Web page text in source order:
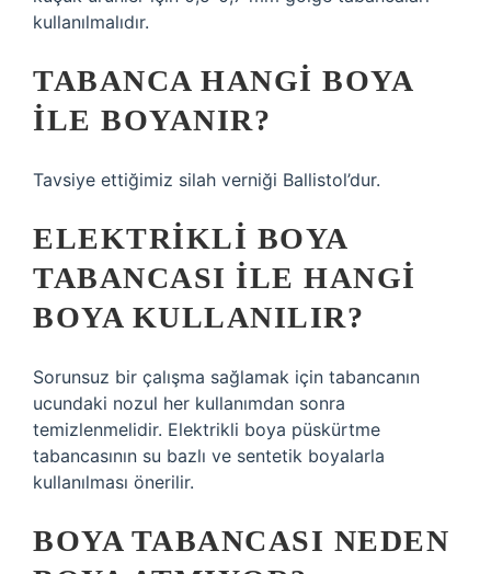
kullanılmalıdır.
TABANCA HANGI BOYA
ILE BOYANIR?
Tavsiye ettiğimiz silah verniği Ballistol’dur.
ELEKTRIKLI BOYA
TABANCASI ILE HANGI
BOYA KULLANILIR?
Sorunsuz bir çalışma sağlamak için tabancanın
ucundaki nozul her kullanımdan sonra
temizlenmelidir. Elektrikli boya püskürtme
tabancasının su bazlı ve sentetik boyalarla
kullanılması önerilir.
BOYA TABANCASI NEDEN